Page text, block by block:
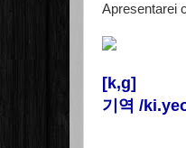
Apresentarei
[k,g]
기역 /